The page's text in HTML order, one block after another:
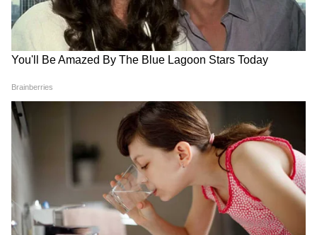
হাজির হন মুখ্যমন্ত্রী শুভেন্দু অধিকারী। সঙ্গে ছিলেন
স্বাস্থ্যমন্ত্রী শারদ্বত মুখোপাধ্যায়ও। তাঁর আকস্মিক
পরিদর্শনে শোরগোল পড়ে যায় গোটা চত্বরে।
স্বাস্থ্যভবনে তৈরি হওয়া নতুন কন্ট্রোল রুম খতিয়ে
দেখেন তিনি। আধিকারিক ও স্বাস্থ্যকর্মীদের সঙ্গে
কথা বলে কাজের খোঁজখবর নেন। মুখ্যমন্ত্রী স্পষ্ট
জানিয়ে দেন, এই কন্ট্রোল রুম থেকে রাজ্যের সমস্ত
হাসপাতালে সরাসরি নজরদারি চালানো হবে।
বিশেষ করে সরকারি হাসপাতালের চিরপরিচিত
ব্যাধি 'দালালচক্র' উপড়ে ফেলতেই এই লাইভ
মনিটরিংয়ের ব্যবস্থা। ৩০ জুলাইয়ের মধ্যে মহকুমা